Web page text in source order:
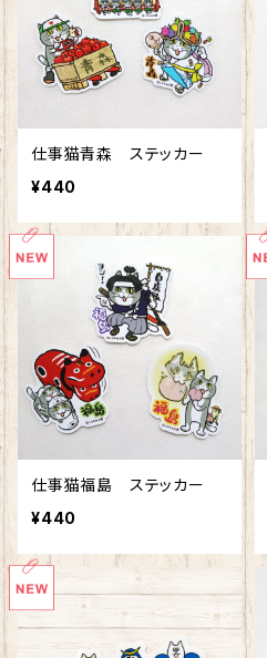
仕事猫青森 ステッカー
¥440
仕事猫福島 ステッカー
¥440